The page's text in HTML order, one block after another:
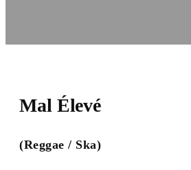
Mal Élevé
(Reggae / Ska)